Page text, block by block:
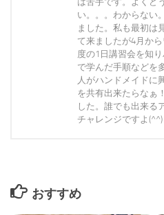
い。。。わからない
ました。私も最初は
て来ましたが4月か
度の1日講習会を知
で学んだ手順などを
人がハンドメイドに
を共有出来たらなぁ
した。誰でも出来る
チャレンジですよ(^^)
おすすめ